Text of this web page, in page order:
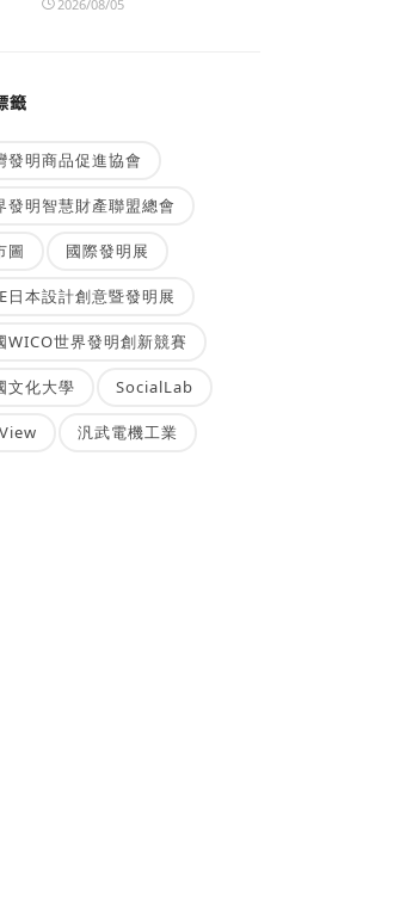
2026/08/05
籤
發明商品促進協會
發明智慧財產聯盟總會
圖 國際發明展
日本設計創意暨發明展
WICO世界發明創新競賽
文化大學 SocialLab
汎武電機工業